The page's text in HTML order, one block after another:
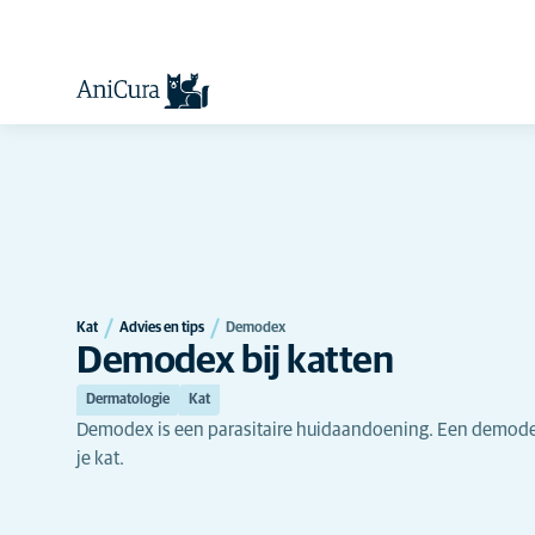
Kat Advies en tips Demodex
Demodex bij katten
Dermatologie Kat
Demodex is een parasitaire huidaandoening. Een
je kat.